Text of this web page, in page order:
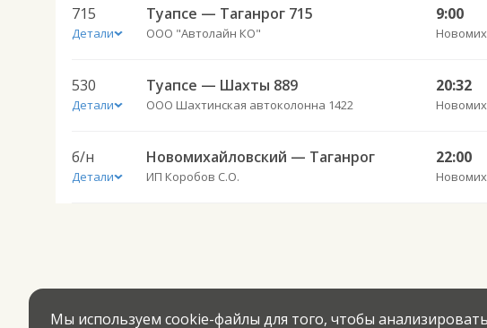
715
Детали
Туапсе — Таганрог 715
ООО "Автолайн КО"
9:00
530
Детали
Туапсе — Шахты 889
ООО Шахтинская автоколонна 1422
20:32
б/н
Детали
Новомихайловский — Таганрог
ИП Коробов С.О.
22:00
Мы используем cookie-файлы для того, чтобы